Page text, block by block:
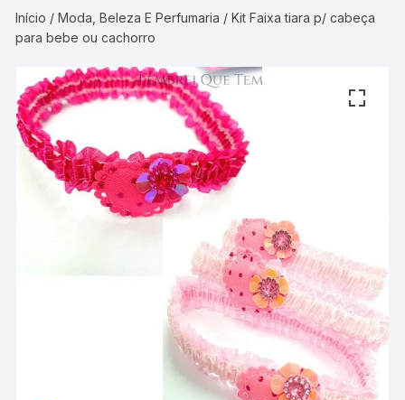
Início /Moda, Beleza E Perfumaria / Kit Faixa tiara p/ cabeça
para bebe ou cachorro